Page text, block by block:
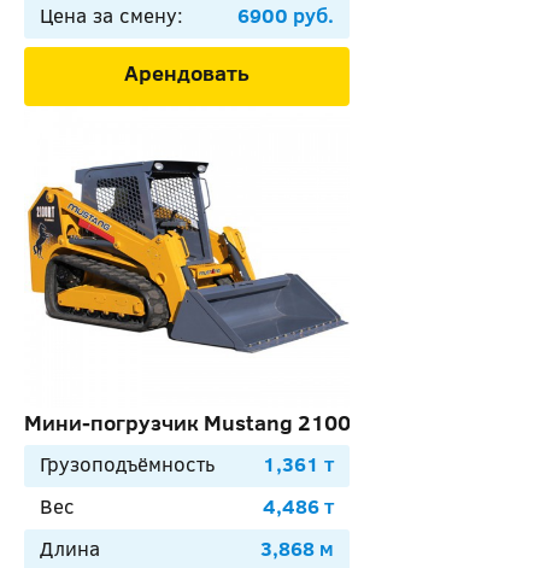
Цена за смену:
6900 руб.
Арендовать
Мини-погрузчик Mustang 2100RT
Грузоподъёмность
1,361 т
Вес
4,486 т
Длина
3,868 м